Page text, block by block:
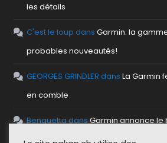
les détails
C'est le loup dansGarmin: la
probables nouveautés!
GEORGES GRINDLER dansLa Garmin
en comble
Benguetta dansGarmin annonce le
les détails